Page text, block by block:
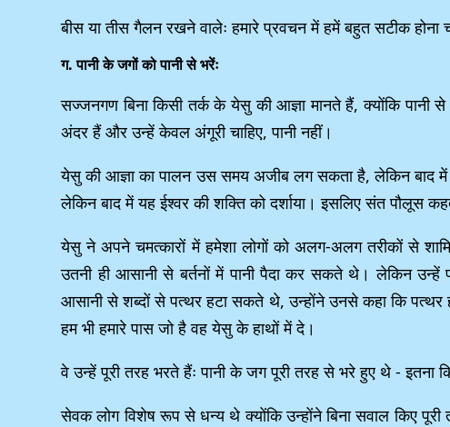
बीस या तीस गैलन रखने वालेः हमारे प्रवचन में हमें बहुत सटीक होना
ग. पानी के जगों को पानी से भरेंः
सज्जनगण बिना किसी तर्क के येसु की आज्ञा मानते हैं, क्योंकि पानी
अंदर हैं और उन्हें केवल अंगूरी चाहिए, पानी नहीं।
येसु की आज्ञा का पालन उस समय अजीब लग सकता है, लेकिन बाद में
लेकिन बाद में यह ईश्वर की शक्ति को दर्शाया। इसलिए संत पौलूस
येसु ने अपने चमत्कारों में हमेशा लोगों को अलग-अलग तरीकों से
उतनी ही आसानी से बर्तनों में पानी पैदा कर सकते थे। लेकिन
आसानी से शब्दों से पत्थर हटा सकते थे, उन्होंने उनसे कहा कि पत्थर
हम भी हमारे पास जो है वह येसु के हाथों में दे।
वे उन्हें पूरी तरह भरते हैंः पानी के जग पूरी तरह से भरे हुए थे -
सेवक लोग विशेष रूप से धन्य थे क्योंकि उन्होंने बिना सवाल किए पूरी